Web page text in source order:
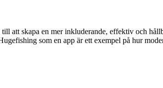
att skapa en mer inkluderande, effektiv och
som en app är ett exempel på hur